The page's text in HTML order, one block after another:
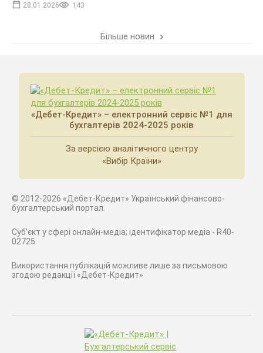
28.01.2026 143
Більше новин
«Дебет-Кредит» – електронний сервіс №1 для
бухгалтерів 2024-2025 років
За версією аналітичного центру
«Вибір Країни»
© 2012-2026 «Дебет-Кредит» Український фінансово-
бухгалтерський портал.
Суб'єкт у сфері онлайн-медіа; ідентифікатор медіа - R40-
02725
Використання публікацій можливе лише за письмовою
згодою редакції «Дебет-Кредит»